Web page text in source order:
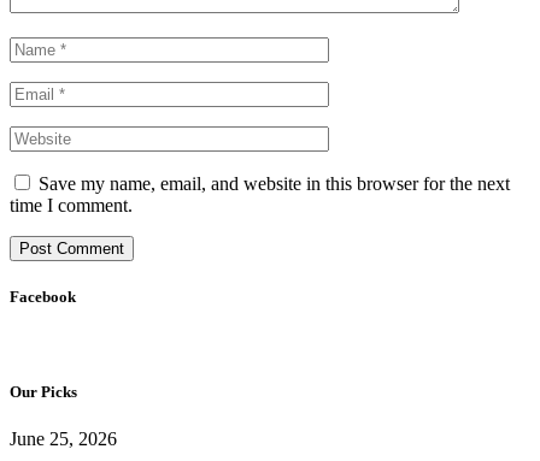
Save my name, email, and website in this browser for the next
time I comment.
Facebook
Our Picks
June 25, 2026